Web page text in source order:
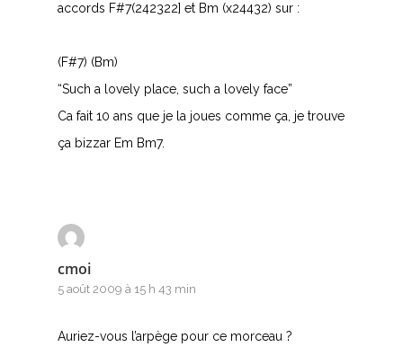
accords F#7(242322] et Bm (x24432) sur :
(F#7) (Bm)
“Such a lovely place, such a lovely face”
Ca fait 10 ans que je la joues comme ça, je trouve
ça bizzar Em Bm7.
cmoi
5 août 2009 à 15 h 43 min
Auriez-vous l’arpège pour ce morceau ?
B
C
H